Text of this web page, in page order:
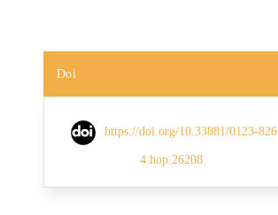
Doi
https://doi.org/10.33881/0123-826
4.hop.26208